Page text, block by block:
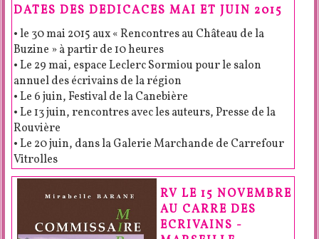
DATES DES DEDICACES MAI ET JUIN 2015
• le 30 mai 2015 aux « Rencontres au Château de la
Buzine » à partir de 10 heures
• Le 29 mai, espace Leclerc Sormiou pour le salon
annuel des écrivains de la région
• Le 6 juin, Festival de la Canebière
• Le 13 juin, rencontres avec les auteurs, Presse de la
Rouvière
• Le 20 juin, dans la Galerie Marchande de Carrefour
Vitrolles
RV LE 15 NOVEMBRE
AU CARRE DES
ECRIVAINS -